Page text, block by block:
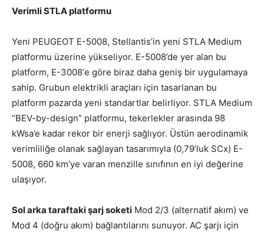
Verimli STLA platformu
Yeni PEUGEOT E-5008, Stellantis’in yeni STLA Medium
platformu üzerine yükseliyor. E-5008’de yer alan bu
platform, E-3008‘e göre biraz daha geniş bir uygulamaya
sahip. Grubun elektrikli araçları için tasarlanan bu
platform pazarda yeni standartlar belirliyor. STLA Medium
“BEV-by-design” platformu, tekerlekler arasında 98
kWsa’e kadar rekor bir enerji sağlıyor. Üstün aerodinamik
verimliliğe olanak sağlayan tasarımıyla (0,79’luk SCx) E-
5008, 660 km’ye varan menzille sınıfının en iyi değerine
ulaşıyor.
Sol arka taraftaki şarj soketi Mod 2/3 (alternatif akım) ve
Mod 4 (doğru akım) bağlantılarını sunuyor. AC şarjı için